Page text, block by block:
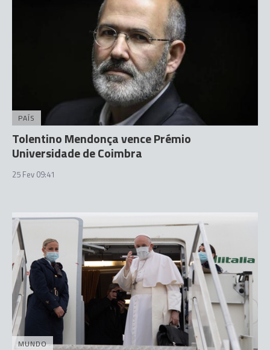
PAÍS
Tolentino Mendonça vence Prémio
Universidade de Coimbra
25 Fev 09:41
MUNDO